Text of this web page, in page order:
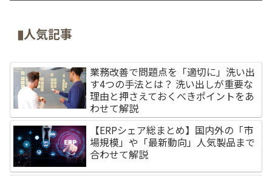
▮人気記事
業務改善で問題点を「適切に」洗い出
す4つの手法とは？ 洗い出しが重要な
理由と押さえておくべきポイントをあ
わせて解説
【ERPシェア総まとめ】国内外の「市
場規模」や「最新動向」人気製品まで
合わせて解説